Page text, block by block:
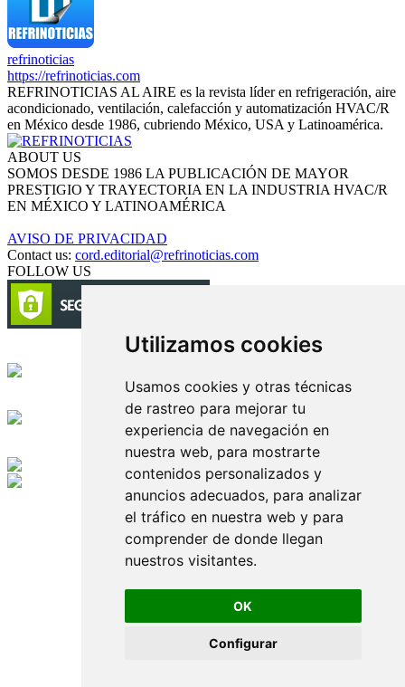
Utilizamos cookies
Usamos cookies y otras técnicas
de rastreo para mejorar tu
experiencia de navegación en
nuestra web, para mostrarte
contenidos personalizados y
anuncios adecuados, para analizar
el tráfico en nuestra web y para
comprender de donde llegan
nuestros visitantes.
OK
Configurar
refrinoticias
https://refrinoticias.com
REFRINOTICIAS AL AIRE es la revista líder en refrigeración, aire
acondicionado, ventilación, calefacción y automatización HVAC/R
en México desde 1986, cubriendo México, USA y Latinoamérica.
ABOUT US
SOMOS DESDE 1986 LA PUBLICACIÓN DE MAYOR
PRESTIGIO Y TRAYECTORIA EN LA INDUSTRIA HVAC/R
EN MÉXICO Y LATINOAMÉRICA
AVISO DE PRIVACIDAD
Contact us: cord.editorial@refrinoticias.com
FOLLOW US
Circulación certificada
Edición digital con tecnología
Playa Revolcadero 222 Col. Reforma Iztaccihuatl Norte C.P. 08810
CIUDAD DE MEXICO
Conmutador CIUDAD DE MEXICO (+52) 555 740 4476, 555 740
© 2000-2026 BURO DE MERCADOTECNIA DEL CENTRO,
Todos los nombres, marcas, logotipos, productos e imagenes
mencionados son propiedad de sus respectivos dueños
Prohibida la reproducción total o parcial de los contenidos aqui
publicados incluyendo cualquier medio electrónico o magnético